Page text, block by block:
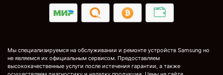
Мы специализируемся на обслуживании и ремонте устройств Samsung но
не являемся их официальным сервисом. Предоставляем
высококачественные услуги после истечения гарантии, а также